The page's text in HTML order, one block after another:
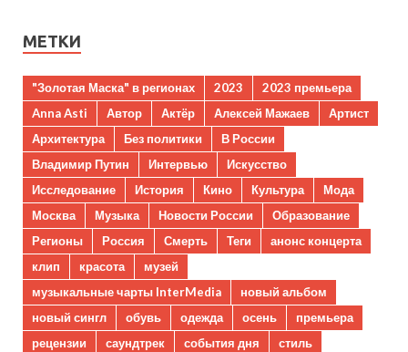
МЕТКИ
"Золотая Маска" в регионах 2023
2023 премьера
Anna Asti
Автор Актёр Алексей Мажаев
Артист
Архитектура
Без политики
В России
Владимир Путин
Интервью
Искусство
Исследование
История Кино Культура
Мода
Москва
Музыка Новости России
Образование
Регионы
Россия Смерть Теги
анонс концерта
клип
красота
музей
музыкальные чарты InterMedia
новый альбом
новый сингл
обувь одежда осень
премьера
рецензии
саундтрек события дня
стиль